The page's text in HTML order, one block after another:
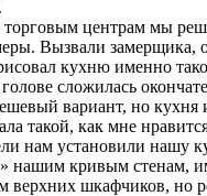
торговым центрам мы
Вызвали замерщика,
кухню именно
сложилась
вариант, но кухня
такой, как мне
нам установили нашу
нашим кривым стенам,
верхних шкафчиков, но